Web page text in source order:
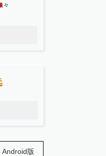
Android版